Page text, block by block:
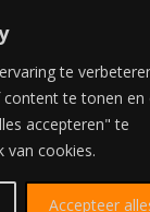
te
te tonen en
accepteren" te
van cookies.
Accepteer